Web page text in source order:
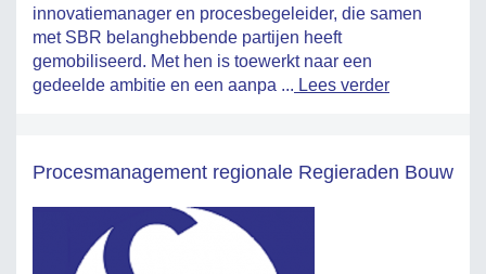
innovatiemanager en procesbegeleider, die samen
met SBR belanghebbende partijen heeft
gemobiliseerd. Met hen is toewerkt naar een
gedeelde ambitie en een aanpa ... Lees verder
Procesmanagement regionale Regieraden Bouw